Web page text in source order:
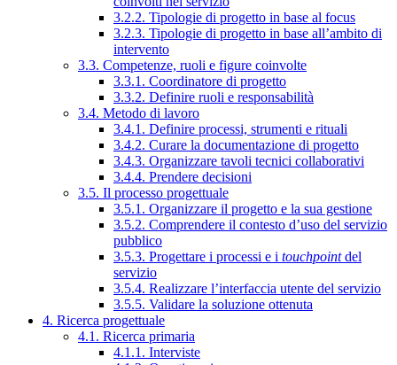
3.2.2. Tipologie di progetto in base al focus
3.2.3. Tipologie di progetto in base all’ambito di
intervento
3.3. Competenze, ruoli e figure coinvolte
3.3.1. Coordinatore di progetto
3.3.2. Definire ruoli e responsabilità
3.4. Metodo di lavoro
3.4.1. Definire processi, strumenti e rituali
3.4.2. Curare la documentazione di progetto
3.4.3. Organizzare tavoli tecnici collaborativi
3.4.4. Prendere decisioni
3.5. Il processo progettuale
3.5.1. Organizzare il progetto e la sua gestione
3.5.2. Comprendere il contesto d’uso del servizio
pubblico
3.5.3. Progettare i processi e i touchpointdel
servizio
3.5.4. Realizzare l’interfaccia utente del servizio
3.5.5. Validare la soluzione ottenuta
4. Ricerca progettuale
4.1. Ricerca primaria
4.1.1. Interviste